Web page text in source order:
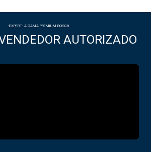
-EXPERT- A GAMA PREMIUM BOSCH
AUTORIZADO